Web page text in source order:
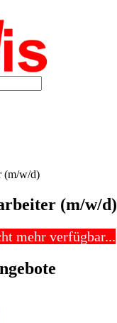
(m/w/d)
(m/w/d)
mehr verfügbar...